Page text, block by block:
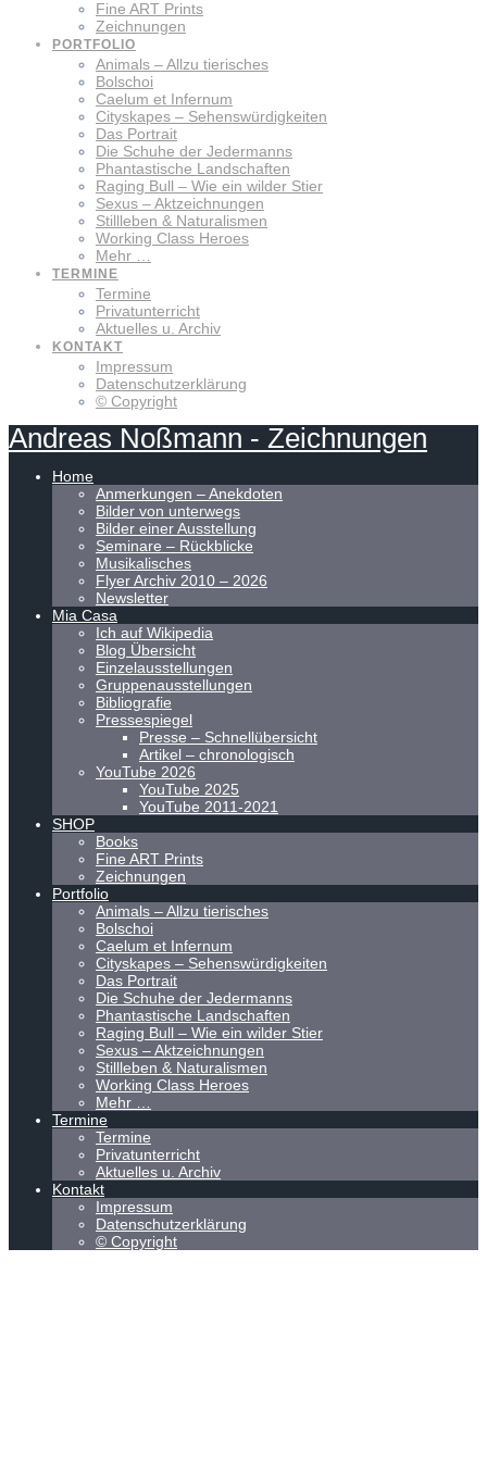
Fine ART Prints
Zeichnungen
PORTFOLIO
Animals – Allzu tierisches
Bolschoi
Caelum et Infernum
Cityskapes – Sehenswürdigkeiten
Das Portrait
Die Schuhe der Jedermanns
Phantastische Landschaften
Raging Bull – Wie ein wilder Stier
Sexus – Aktzeichnungen
Stillleben & Naturalismen
Working Class Heroes
Mehr …
TERMINE
Termine
Privatunterricht
Aktuelles u. Archiv
KONTAKT
Impressum
Datenschutzerklärung
© Copyright
Andreas Noßmann - Zeichnungen
Home
Anmerkungen – Anekdoten
Bilder von unterwegs
Bilder einer Ausstellung
Seminare – Rückblicke
Musikalisches
Flyer Archiv 2010 – 2026
Newsletter
Mia Casa
Ich auf Wikipedia
Blog Übersicht
Einzelausstellungen
Gruppenausstellungen
Bibliografie
Pressespiegel
Presse – Schnellübersicht
Artikel – chronologisch
YouTube 2026
YouTube 2025
YouTube 2011-2021
SHOP
Books
Fine ART Prints
Zeichnungen
Portfolio
Animals – Allzu tierisches
Bolschoi
Caelum et Infernum
Cityskapes – Sehenswürdigkeiten
Das Portrait
Die Schuhe der Jedermanns
Phantastische Landschaften
Raging Bull – Wie ein wilder Stier
Sexus – Aktzeichnungen
Stillleben & Naturalismen
Working Class Heroes
Mehr …
Termine
Termine
Privatunterricht
Aktuelles u. Archiv
Kontakt
Impressum
Datenschutzerklärung
© Copyright